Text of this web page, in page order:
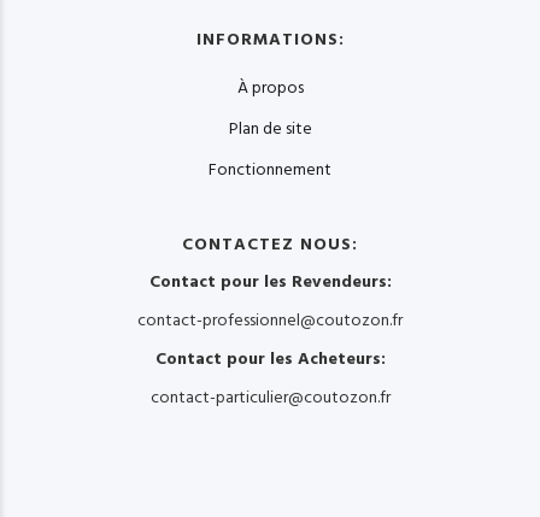
INFORMATIONS:
À propos
Plan de site
Fonctionnement
CONTACTEZ NOUS:
Contact pour les Revendeurs:
contact-professionnel@coutozon.fr
Contact pour les Acheteurs:
contact-particulier@coutozon.fr